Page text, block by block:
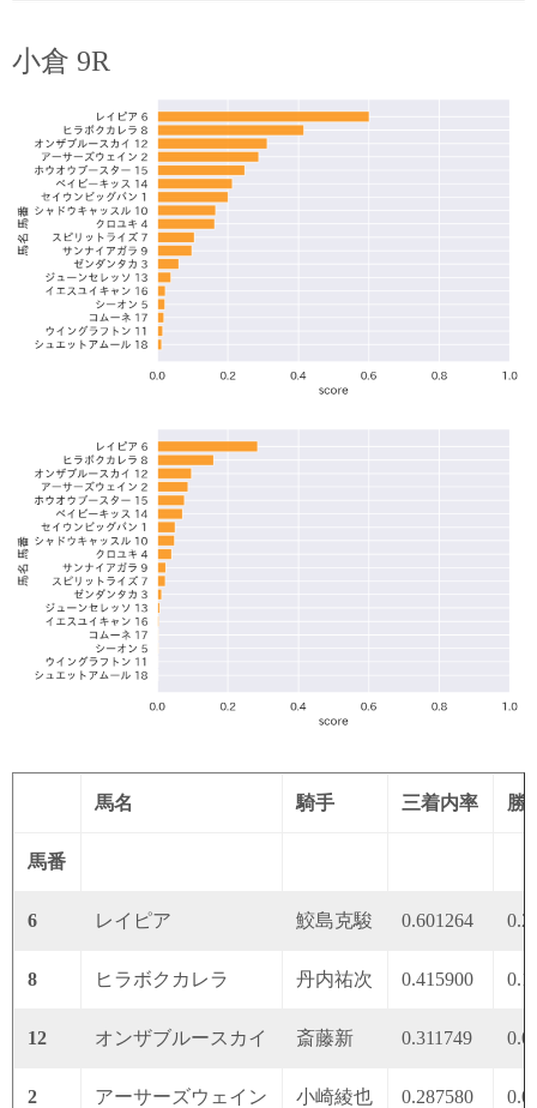
小倉 9R
馬名 騎手 三着内率 勝
馬番
6 レイピア 鮫島克駿 0.601264
8 ヒラボクカレラ 丹内祐次 0.415900
12 オンザブルースカイ 斎藤新 0.311749
2 アーサーズウェイン 小崎綾也 0.287580